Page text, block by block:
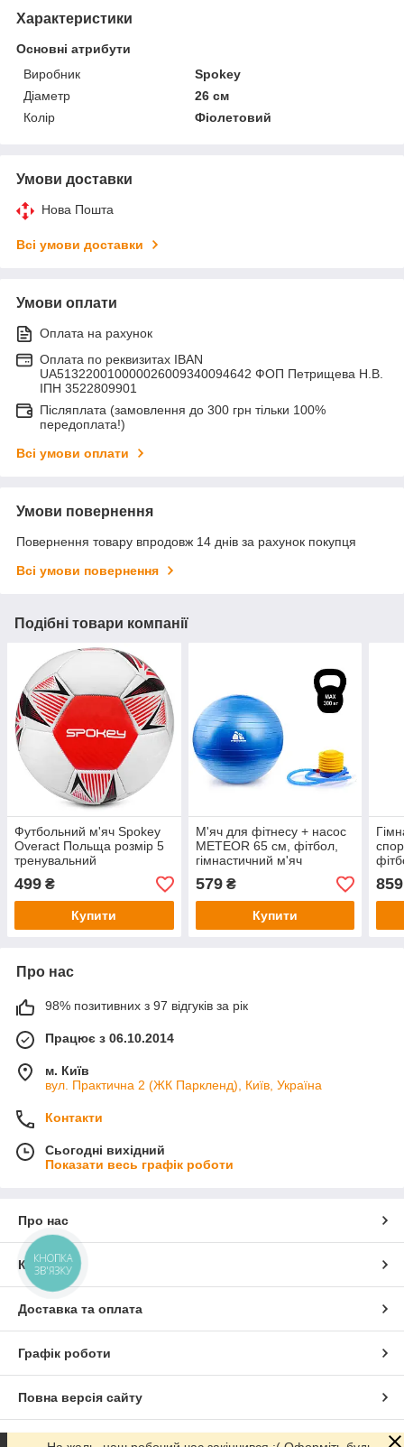
Характеристики
Основні атрибути
Виробник
Spokey
Діаметр
26 см
Колір
Фіолетовий
Умови доставки
Нова Пошта
Всі умови доставки
Умови оплати
Оплата на рахунок
Оплата по реквизитах IBAN
UA513220010000026009340094642 ФОП Петрищева Н.В.
ІПН 3522809901
Післяплата (замовлення до 300 грн тільки 100%
передоплата!)
Всі умови оплати
Умови повернення
Повернення товару впродовж 14 днів за рахунок покупця
Всі умови повернення
Подібні товари компанії
Футбольний м'яч Spokey
Overact Польща розмір 5
тренувальний
499 ₴
Купити
М'яч для фітнесу + насос
METEOR 65 см, фітбол,
гімнастичний м'яч
579₴
Купити
859
Про нас
98% позитивних з 97 відгуків за рік
Працює з 06.10.2014
м. Київ
вул. Практична 2 (ЖК Паркленд), Київ, Україна
Контакти
Сьогодні вихідний
Показати весь графік роботи
Про нас
Контакти
Доставка та оплата
Графік роботи
Повна версія сайту
Сайт створено на маркетплейсіProm.ua
КНОПКА
ЗВ'ЯЗКУ